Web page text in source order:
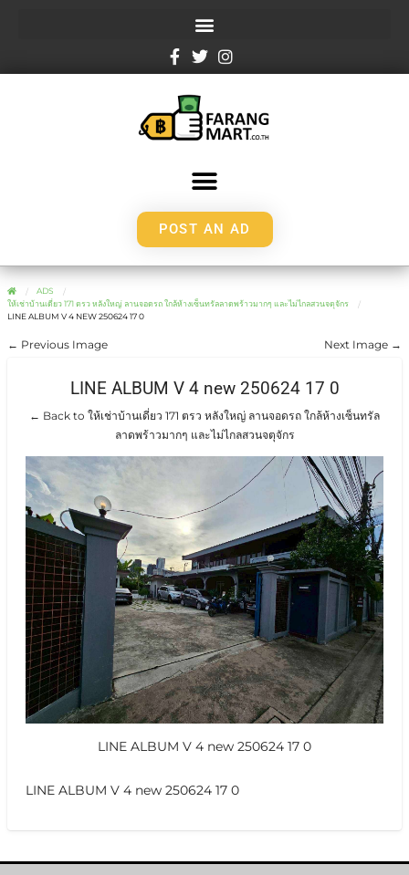
POST AN AD
ADS
ให้เช่าบ้านเดี่ยว 171 ตรว หลังใหญ่ ลานจอดรถ ใกล้ห้างเซ็นทรัลลาดพร้าวมากๆ และไม่ไกลสวนจตุจักร
LINE ALBUM V 4 NEW 250624 17 0
← Previous Image Next Image →
LINE ALBUM V 4 new 250624 17 0
← Back to ให้เช่าบ้านเดี่ยว 171 ตรว หลังใหญ่ ลานจอดรถ ใกล้ห้างเซ็นทรัล
ลาดพร้าวมากๆ และไม่ไกลสวนจตุจักร
LINE ALBUM V 4 new 250624 17 0
LINE ALBUM V 4 new 250624 17 0